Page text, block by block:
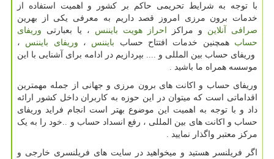
با توجه به شرایط تحریمی حاکم بر کشور و اهمیت استفاده از
خدمات برون مرزی امروز قصد داریم به معرفی یکی از بهرین
صرافی آنلاین و مراکز احراز هویت بایننس ، یا بعبارتی وریفای
حساب همچنین خدمات افتتاح حساب بایننس ، وریفای بایننس ،
وریفای حساب بین المللی و .... بپردازیم در ادامه برای آشنایی با این
موسسه همراه ما باشید .
وریفای حساب و اکانت های برون مرزی و جهانی از جمله مهمترین
اقداماتی است که میتوان در این حوزه به کاربران داخل کشور ارائه
داد و با توجه به اهمیت این موضوع بهتر است انجام فراید وریفای
حساب و اکانت های بین المللی ، رفع انسداد حساب و ..خود را به یک
مرکز معتبر واگذار نمایید .
اگر فریلنسر هستید و میخواهید در سایت های فریلنسری خارجی و